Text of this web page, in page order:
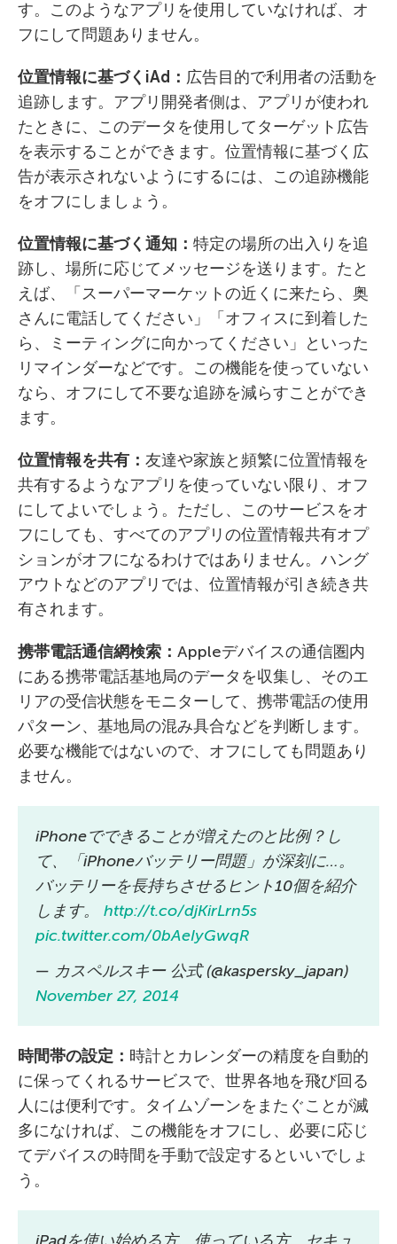
す。このようなアプリを使用していなければ、オ
フにして問題ありません。
位置情報に基づく iAd ： 広告目的で利用者の活動を
追跡します。アプリ開発者側は、アプリが使われ
たときに、このデータを使用してターゲット広告
を表示することができます。位置情報に基づく広
告が表示されないようにするには、この追跡機能
をオフにしましょう。
位置情報に基づく通知： 特定の場所の出入りを追
跡し、場所に応じてメッセージを送ります。たと
えば、「スーパーマーケットの近くに来たら、奥
さんに電話してください」「オフィスに到着した
ら、ミーティングに向かってください」といった
リマインダーなどです。この機能を使っていない
なら、オフにして不要な追跡を減らすことができ
ます。
位置情報を共有： 友達や家族と頻繁に位置情報を
共有するようなアプリを使っていない限り、オフ
にしてよいでしょう。ただし、このサービスをオ
フにしても、すべてのアプリの位置情報共有オプ
ションがオフになるわけではありません。ハング
アウトなどのアプリでは、位置情報が引き続き共
有されます。
携帯電話通信網検索： Appleデバイスの通信圏内
にある携帯電話基地局のデータを収集し、そのエ
リアの受信状態をモニターして、携帯電話の使用
パターン、基地局の混み具合などを判断します。
必要な機能ではないので、オフにしても問題あり
ません。
iPhoneでできることが増えたのと比例？し
て、「iPhoneバッテリー問題」が深刻に…。
バッテリーを長持ちさせるヒント10個を紹介
します。 http://t.co/djKirLrn5s
pic.twitter.com/0bAeIyGwqR
— カスペルスキー 公式 (@kaspersky_japan)
November 27, 2014
時間帯の設定： 時計とカレンダーの精度を自動的
に保ってくれるサービスで、世界各地を飛び回る
人には便利です。タイムゾーンをまたぐことが滅
多になければ、この機能をオフにし、必要に応じ
てデバイスの時間を手動で設定するといいでしょ
う。